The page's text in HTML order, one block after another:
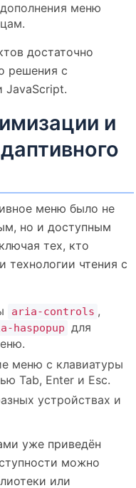
меню
достаточно
решения с
JavaScript.
и
меню было не
но и доступным
тех, кто
технологии чтения с
aria-controls ,
haspopup для
меню с клавиатуры
Tab, Enter и Esc.
устройствах и
уже приведён
можно
или